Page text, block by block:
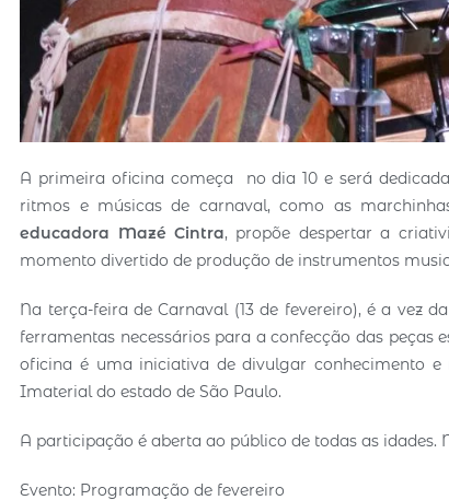
A primeira oficina começa no dia 10 e será
ritmos e músicas de carnaval, como as
educadora Mazé Cintra, propõe despertar a
momento divertido de produção de instrumentos
Na terça-feira de Carnaval (13 de fevereiro), é a vez
ferramentas necessários para a confecção das
oficina é uma iniciativa de divulgar conhecimento
Imaterial do estado de São Paulo.
A participação é aberta ao público de todas as idades.
Evento: Programação de fevereiro